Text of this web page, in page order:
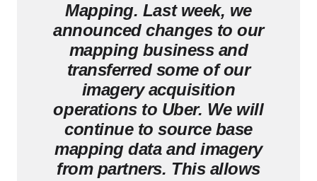
Mapping. Last week, we
announced changes to our
mapping business and
transferred some of our
imagery acquisition
operations to Uber. We will
continue to source base
mapping data and imagery
from partners. This allows